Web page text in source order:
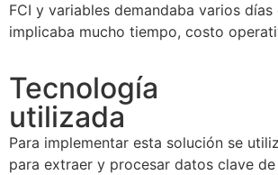
FCI y variables demandaba varios
implicaba mucho tiempo, costo
Tecnología
utilizada
Para implementar esta solución se
para extraer y procesar datos clave